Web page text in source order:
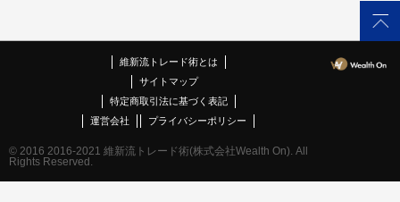
維新流トレード術とは
サイトマップ
特定商取引法に基づく表記
運営会社
プライバシーポリシー
© 2016 2016-2021 維新流トレード術(株式会社Wealth On). All
Rights Reserved.